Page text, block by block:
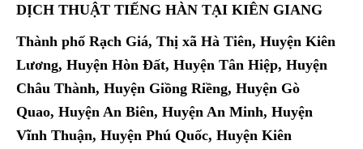
DỊCH THUẬT TIẾNG HÀN TẠI KIÊN GIANG
Thành phố Rạch Giá, Thị xã Hà Tiên, Huyện Kiên
Lương, Huyện Hòn Đất, Huyện Tân Hiệp, Huyện
Châu Thành, Huyện Giồng Riềng, Huyện Gò
Quao, Huyện An Biên, Huyện An Minh, Huyện
Vĩnh Thuận, Huyện Phú Quốc, Huyện Kiên